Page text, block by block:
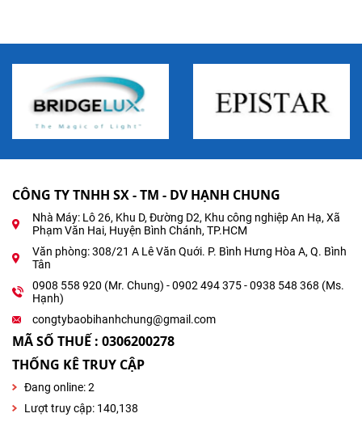
CÔNG TY TNHH SX - TM - DV HẠNH CHUNG
Nhà Máy: Lô 26, Khu D, Đường D2, Khu công nghiệp An Hạ, Xã
Phạm Văn Hai, Huyện Bình Chánh, TP.HCM
Văn phòng: 308/21 A Lê Văn Quới. P. Bình Hưng Hòa A, Q. Bình
Tân
0908 558 920 (Mr. Chung) - 0902 494 375 - 0938 548 368 (Ms.
Hạnh)
congtybaobihanhchung@gmail.com
MÃ SỐ THUẾ : 0306200278
THỐNG KÊ TRUY CẬP
Đang online:2
Lượt truy cập: 140,138